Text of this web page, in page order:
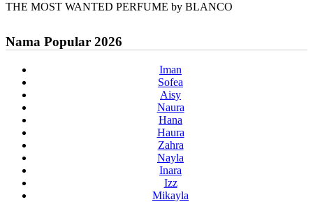
THE MOST WANTED PERFUME by BLANCO
Nama Popular 2026
Iman
Sofea
Aisy
Naura
Hana
Haura
Zahra
Nayla
Inara
Izz
Mikayla